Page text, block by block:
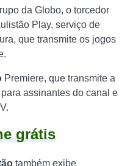
da Globo, o torcedor
Play, serviço de
que transmite os jogos
Premiere, que transmite a
assinantes do canal e
grátis
também exibe